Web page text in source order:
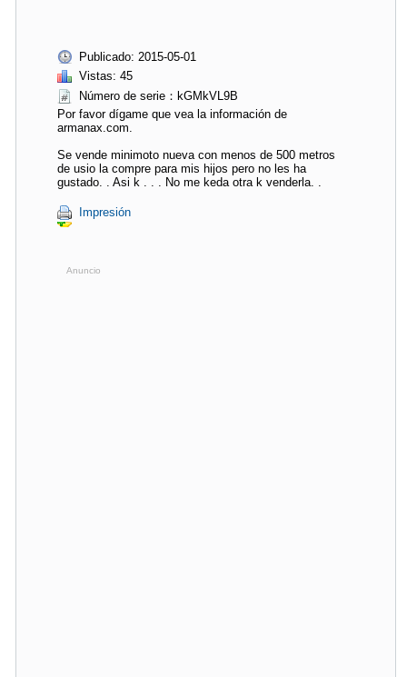
Publicado: 2015-05-01
Vistas: 45
Número de serie：kGMkVL9B
Por favor dígame que vea la información de
armanax.com.
Se vende minimoto nueva con menos de 500 metros
de usio la compre para mis hijos pero no les ha
gustado. . Asi k . . . No me keda otra k venderla. .
Impresión
Anuncio